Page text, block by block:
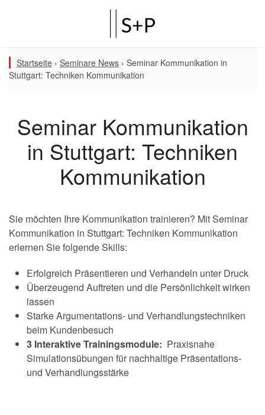
Startseite › Seminare News › Seminar Kommunikation in
Stuttgart: Techniken Kommunikation
Seminar Kommunikation
in Stuttgart: Techniken
Kommunikation
Sie möchten Ihre Kommunikation trainieren? Mit Seminar
Kommunikation in Stuttgart: Techniken Kommunikation
erlernen Sie folgende Skills:
Erfolgreich Präsentieren und Verhandeln unter Druck
Überzeugend Auftreten und die Persönlichkeit wirken
lassen
Starke Argumentations- und Verhandlungstechniken
beim Kundenbesuch
3 Interaktive Trainingsmodule: Praxisnahe
Simulationsübungen für nachhaltige Präsentations-
und Verhandlungsstärke